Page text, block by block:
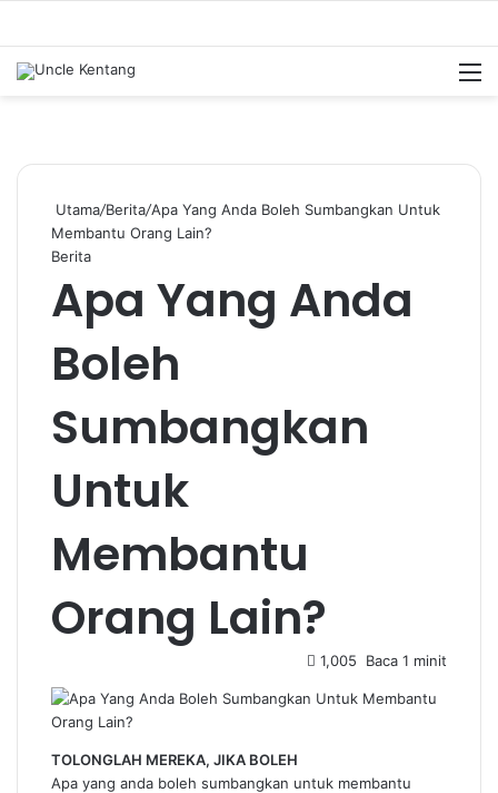
Utama/Berita/Apa Yang Anda Boleh Sumbangkan Untuk
Membantu Orang Lain?
Berita
Apa Yang Anda
Boleh
Sumbangkan
Untuk
Membantu
Orang Lain?
1,005 Baca 1 minit
TOLONGLAH MEREKA, JIKA BOLEH
Apa yang anda boleh sumbangkan untuk membantu